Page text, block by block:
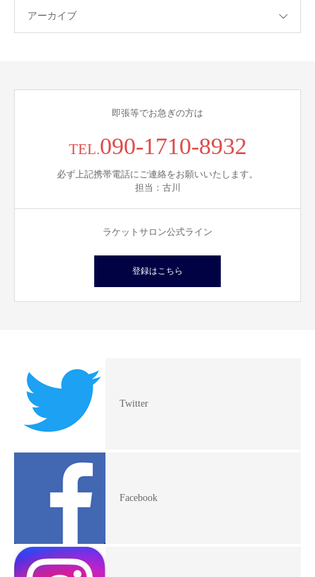
アーカイブ
即張等でお急ぎの方は
TEL.090-1710-8932
必ず上記携帯電話にご連絡をお願いいたします。
担当：古川
ラケットサロン公式ライン
登録はこちら
Twitter
Facebook